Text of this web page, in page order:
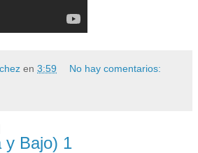
en 3:59 No hay comentarios:
y Bajo) 1